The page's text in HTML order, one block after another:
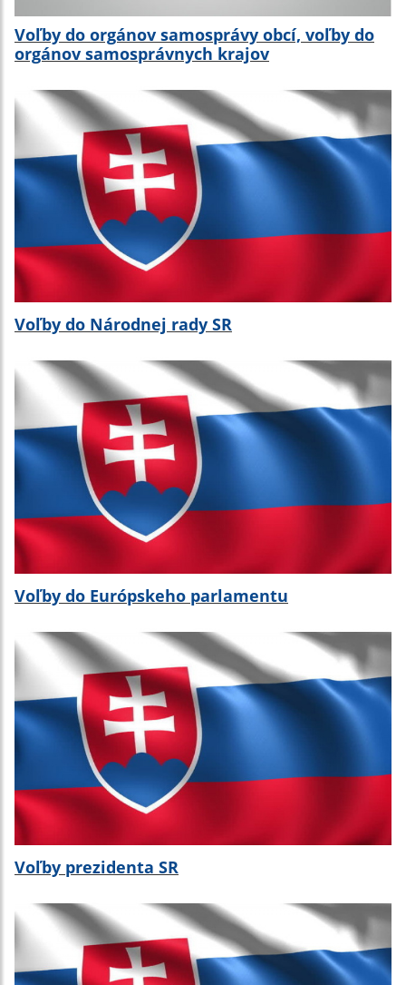
Voľby do orgánov samosprávy obcí, voľby do
orgánov samosprávnych krajov
Voľby do Národnej rady SR
Voľby do Európskeho parlamentu
Voľby prezidenta SR